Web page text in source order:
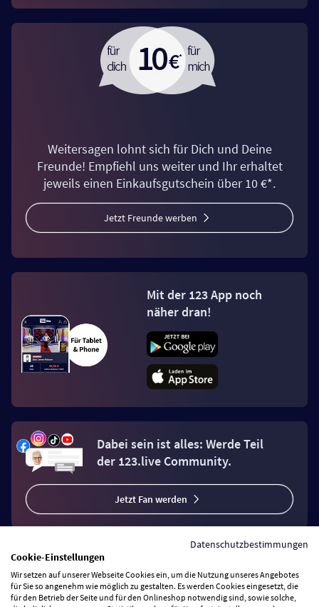
Weitersagen lohnt sich für Dich und Deine
Freunde! Empfiehl uns weiter und Ihr erhaltet
jeweils einen Einkaufsgutschein über 10 €*.
Jetzt Freunde werben
Mit der 123 App noch
näher dran!
Dabei sein ist alles: Werde Teil
der 123.live Community.
Jetzt Fan werden
Vertrag widerrufen
Datenschutzbestimmungen
Cookie-Einstellungen
Wir setzen auf unserer Webseite Cookies ein, um die Nutzung unseres Angebotes
für Sie so angenehm wie möglich zu gestalten. Es werden Cookies eingesetzt, die
für den Betrieb der Seite und für den Onlineshop notwendig sind, sowie solche,